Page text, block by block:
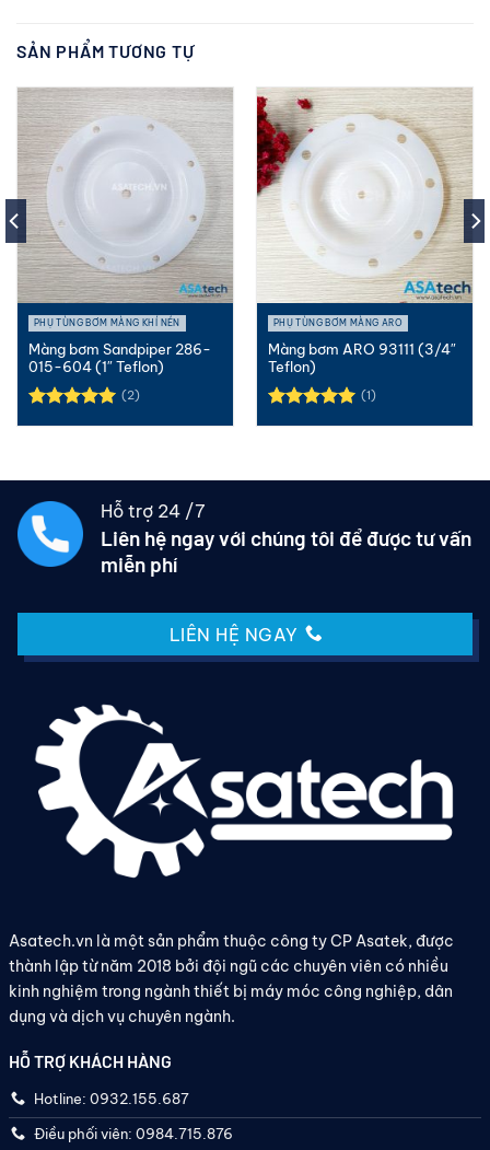
SẢN PHẨM TƯƠNG TỰ
PHỤ TÙNG BƠM MÀNG KHÍ NÉN
Màng bơm Sandpiper 286-
015-604 (1″ Teflon)
(2)
PHỤ TÙNG BƠM MÀNG ARO
Màng bơm ARO 93111 (3/4″
Teflon)
(1)
Hỗ trợ 24 /7
Liên hệ ngay với chúng tôi để được tư vấn
miễn phí
LIÊN HỆ NGAY
Asatech.vn là một sản phẩm thuộc công ty CP Asatek, được
thành lập từ năm 2018 bởi đội ngũ các chuyên viên có nhiều
kinh nghiệm trong ngành thiết bị máy móc công nghiệp, dân
dụng và dịch vụ chuyên ngành.
HỖ TRỢ KHÁCH HÀNG
Hotline: 0932.155.687
Điều phối viên: 0984.715.876